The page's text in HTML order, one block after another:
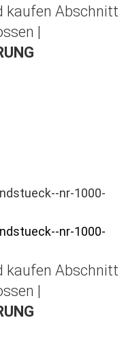
kaufen Abschnitt
|
kaufen Abschnitt
|